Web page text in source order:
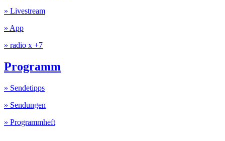
» Livestream
» App
» radio x +7
Programm
» Sendetipps
» Sendungen
» Programmheft